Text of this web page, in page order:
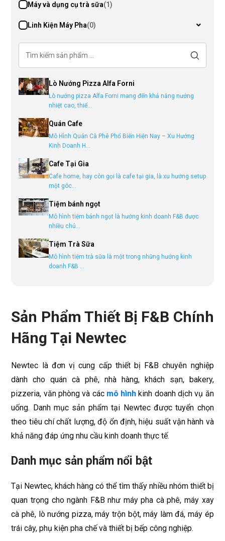
Máy và dụng cụ trà sữa(1)
Linh Kiện Máy Pha(0)
Lò Nướng Pizza Alfa Forni
Lò nướng pizza Alfa Forni mang đến khả năng nướng
nhiệt cao, thiế...
Quán Cafe
Mô Hình Quán Cà Phê Phổ Biến Hiện Nay – Xu Hướng
Kinh Doanh H...
Cafe Tại Gia
Cafe home, hay còn gọi là cafe tại gia, là xu hướng setup
một góc...
Tiệm bánh ngọt
Mô hình tiệm bánh ngọt là hướng kinh doanh F&B được
nhiều chủ...
Tiệm Trà Sữa
Mô hình tiệm trà sữa là một trong những hướng kinh
doanh F&B ...
Sản Phẩm Thiết Bị F&B Chính
Hãng Tại Newtec
Newtec là đơn vị cung cấp thiết bị F&B chuyên nghiệp
dành cho quán cà phê, nhà hàng, khách sạn, bakery,
pizzeria, văn phòng và các mô hình kinh doanh dịch vụ ăn
uống. Danh mục sản phẩm tại Newtec được tuyển chọn
theo tiêu chí chất lượng, độ ổn định, hiệu suất vận hành và
khả năng đáp ứng nhu cầu kinh doanh thực tế.
Danh mục sản phẩm nổi bật
Tại Newtec, khách hàng có thể tìm thấy nhiều nhóm thiết bị
quan trọng cho ngành F&B như máy pha cà phê, máy xay
cà phê, lò nướng pizza, máy trộn bột, máy làm đá, máy ép
trái cây, phụ kiện pha chế và thiết bị bếp công nghiệp.